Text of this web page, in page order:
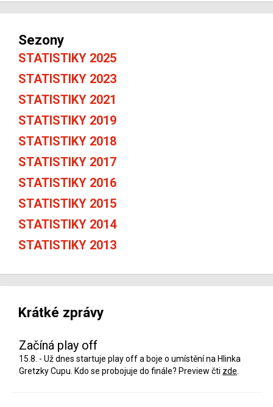
Sezony
STATISTIKY 2025
STATISTIKY 2023
STATISTIKY 2021
STATISTIKY 2019
STATISTIKY 2018
STATISTIKY 2017
STATISTIKY 2016
STATISTIKY 2015
STATISTIKY 2014
STATISTIKY 2013
Krátké zprávy
Začíná play off
15.8. - Už dnes startuje play off a boje o umístění na Hlinka
Gretzky Cupu. Kdo se probojuje do finále? Preview čti zde